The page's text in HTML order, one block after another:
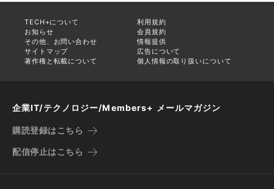
TECH+について
利用規約
お知らせ
会員規約
その他、お問い合わせ
情報提供
サイトマップ
広告について
著作権と転載について
個人情報の取り扱いについて
企業IT/テクノロジー/Members+ メールマガジン
購読登録はこちら
配信停止はこちら